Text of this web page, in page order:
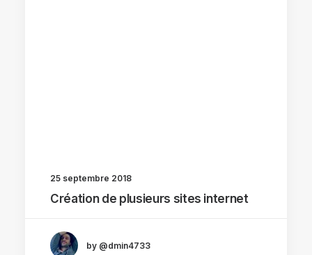
25 septembre 2018
Création de plusieurs sites internet
by @dmin4733